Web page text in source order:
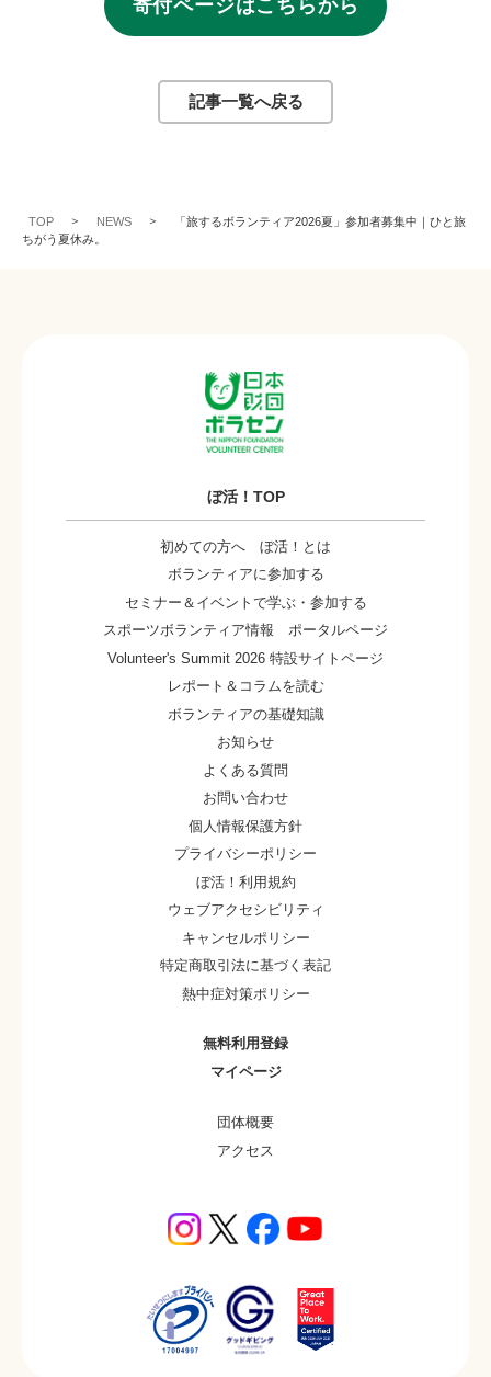
寄付ページはこちらから
記事一覧へ戻る
TOP NEWS
「旅するボランティア2026夏」参加者募集中｜ひと旅
ちがう夏休み。
ぼ活！TOP
初めての方へ ぼ活！とは
ボランティアに参加する
セミナー＆イベントで学ぶ・参加する
スポーツボランティア情報 ポータルページ
Volunteer's Summit 2026 特設サイトページ
レポート＆コラムを読む
ボランティアの基礎知識
お知らせ
よくある質問
お問い合わせ
個人情報保護方針
プライバシーポリシー
ぼ活！利用規約
ウェブアクセシビリティ
キャンセルポリシー
特定商取引法に基づく表記
熱中症対策ポリシー
無料利用登録
マイページ
団体概要
アクセス